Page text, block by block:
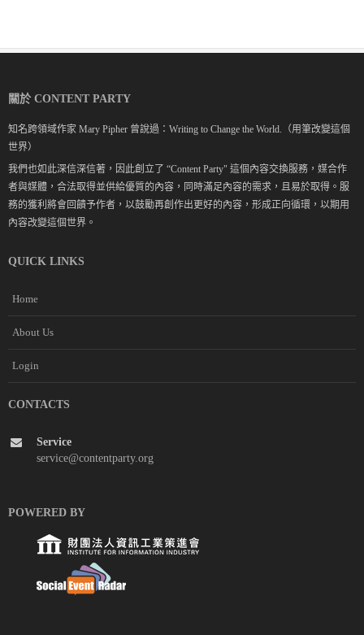
關於 CONTENT PARTY
知名跨領域作家 Mary Pipher 曾說過：Writing to Change the World.（用筆改變這個
世界）
我們也如此深信深信著，因此創立了 “Content Party" 這個內容交換服務，媒合作
者與媒體，合法取得並供給優質的內容，同時滿足內容的需求，且易於取得。服
務的獲利將會回饋予作者，以鼓勵再創作出更好的內容，形成正向循環，以期用
內容改變這個世界。
QUICK LINKS
Home
About Us
Login
CONTACTS
Service
service@contentparty.org
POWERED BY